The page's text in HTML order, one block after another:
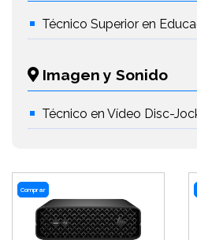
Técnico Superior en
Imagen y Sonido
Técnico en Vídeo Disc-
Comprar